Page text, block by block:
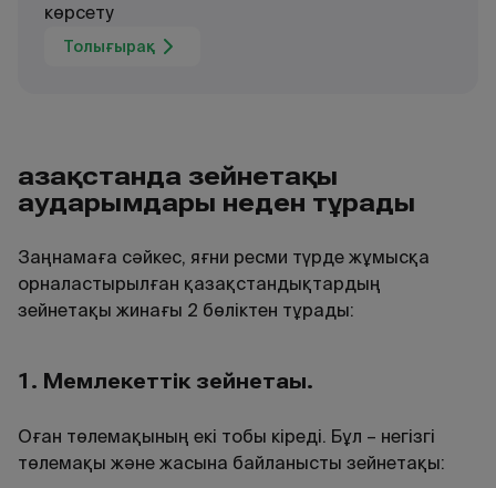
көрсету
Толығырақ
Қазақстанда зейнетақы
аударымдары неден тұрады
Заңнамаға сәйкес, яғни ресми түрде жұмысқа
орналастырылған қазақстандықтардың
зейнетақы жинағы 2 бөліктен тұрады:
1. Мемлекеттік зейнетақы.
Оған төлемақының екі тобы кіреді. Бұл – негізгі
төлемақы және жасына байланысты зейнетақы: